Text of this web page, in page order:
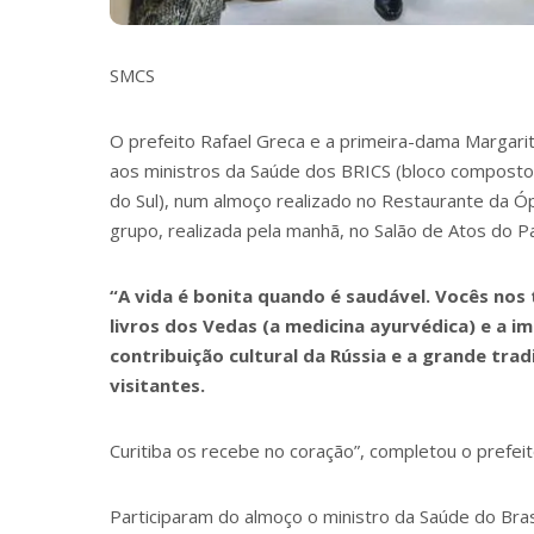
SMCS
O prefeito Rafael Greca e a primeira-dama
aos ministros da Saúde dos BRICS (bloco
do Sul), num almoço realizado no Restaurante da
grupo, realizada pela manhã, no Salão de Atos do
“A vida é bonita quando é saudável. Vocês
livros dos Vedas (a medicina ayurvédica) e a
contribuição cultural da Rússia e a grande
visitantes.
Curitiba os recebe no coração”, completou o
Participaram do almoço o ministro da Saúde do